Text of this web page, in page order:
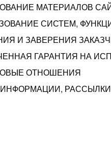
МАТЕРИАЛОВ
СИСТЕМ,
И ЗАВЕРЕНИЯ
ГАРАНТИЯ НА
ОТНОШЕНИЯ
ИНФОРМАЦИИ,